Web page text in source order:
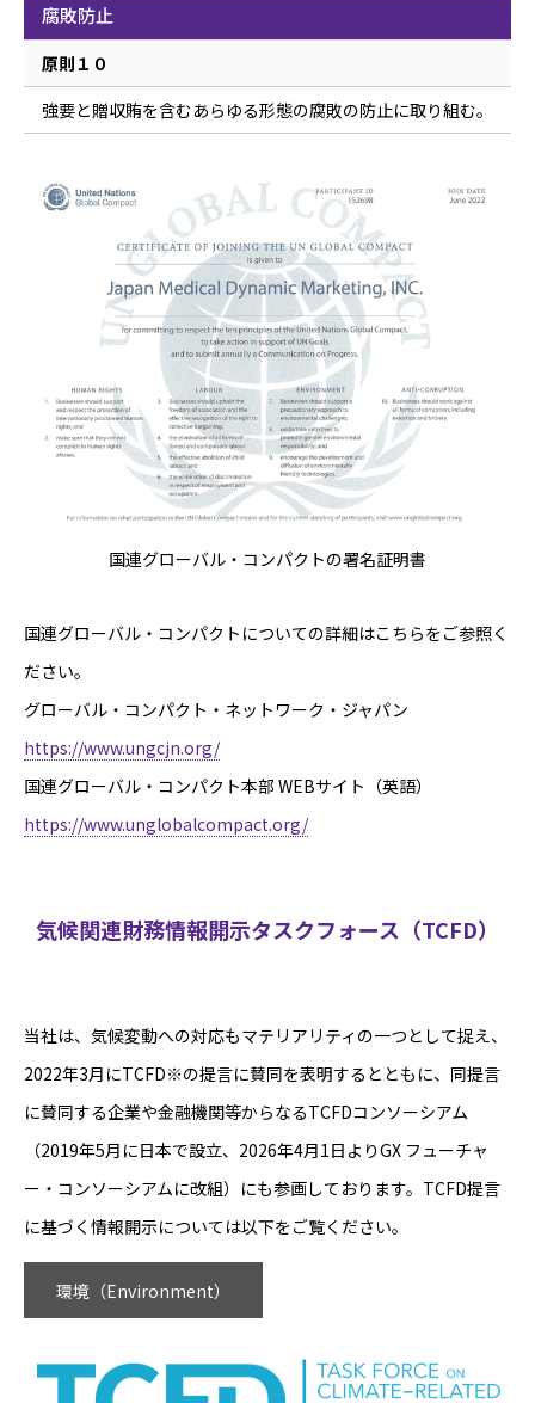
腐敗防止
原則１０
強要と贈収賄を含むあらゆる形態の腐敗の防止に取り組む。
国連グローバル・コンパクトの署名証明書
国連グローバル・コンパクトについての詳細はこちらをご参照く
ださい。
グローバル・コンパクト・ネットワーク・ジャパン
https://www.ungcjn.org/
国連グローバル・コンパクト本部 WEBサイト（英語）
https://www.unglobalcompact.org/
気候関連財務情報開示タスクフォース（TCFD）
当社は、気候変動への対応もマテリアリティの一つとして捉え、
2022年3⽉にTCFD※の提言に賛同を表明するとともに、同提⾔
に賛同する企業や金融機関等からなるTCFDコンソーシアム
（2019年5月に日本で設立、2026年4月1日よりGX フューチャ
ー・コンソーシアムに改組）にも参画しております。TCFD提言
に基づく情報開示については以下をご覧ください。
環境（Environment）